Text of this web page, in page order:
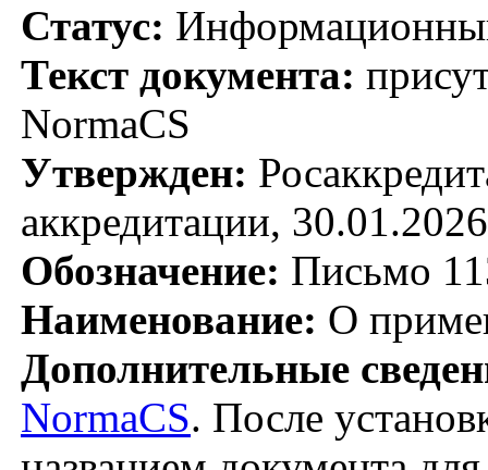
Статус:
Текст документа:
NormaCS
Утвержден:
аккредитации, 30.01.2026
Обозначение: Письмо
Наименование: О
Дополнительные
NormaCS. После